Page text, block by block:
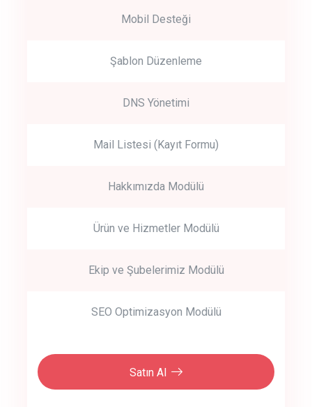
Mobil Desteği
Şablon Düzenleme
DNS Yönetimi
Mail Listesi (Kayıt Formu)
Hakkımızda Modülü
Ürün ve Hizmetler Modülü
Ekip ve Şubelerimiz Modülü
SEO Optimizasyon Modülü
Satın Al